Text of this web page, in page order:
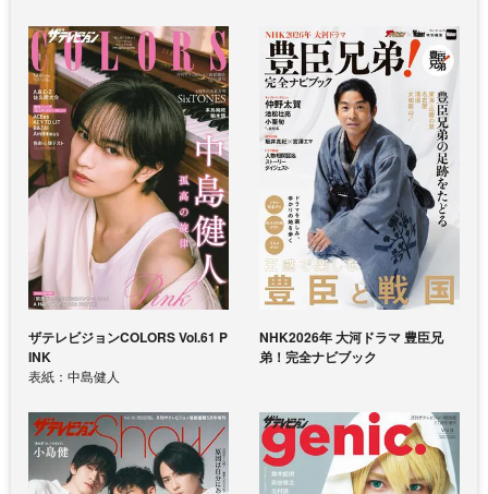
ザテレビジョンCOLORS Vol.61 P
INK
表紙：中島健人
NHK2026年 大河ドラマ 豊臣兄
弟！完全ナビブック